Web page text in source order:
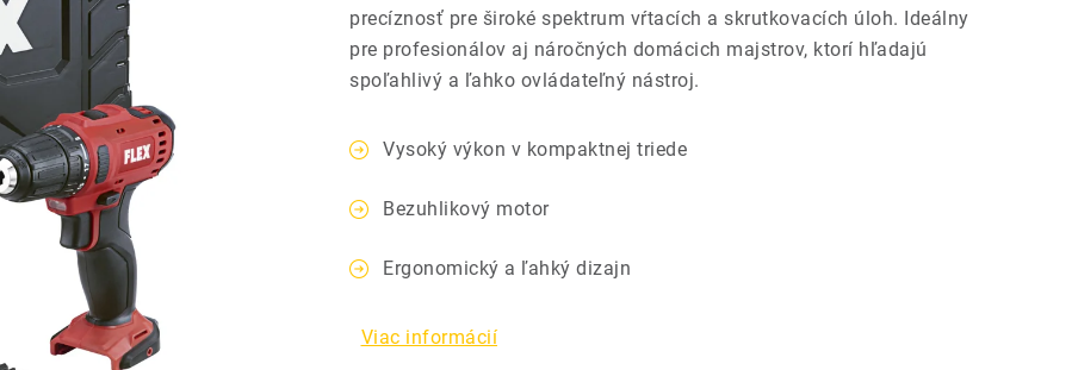
precíznosť pre široké spektrum vŕtacích a skrutkovacích úloh. Ideálny
pre profesionálov aj náročných domácich majstrov, ktorí hľadajú
spoľahlivý a ľahko ovládateľný nástroj.
Vysoký výkon v kompaktnej triede
Bezuhlikový motor
Ergonomický a ľahký dizajn
Viac informácií